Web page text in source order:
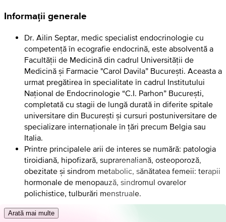
Informații generale
Dr. Ailin Septar, medic specialist endocrinologie cu
competență în ecografie endocrină, este absolventã a
Facultății de Medicină din cadrul Universității de
Medicină și Farmacie "Carol Davila” București. Aceasta a
urmat pregătirea în specialitate în cadrul Institutului
Național de Endocrinologie “C.I. Parhon” București,
completată cu stagii de lungă durată in diferite spitale
universitare din București și cursuri postuniversitare de
specializare internaționale în țări precum Belgia sau
Italia.
Printre principalele arii de interes se numără: patologia
tiroidiană, hipofizară, suprarenaliană, osteoporoză,
obezitate și sindrom metabolic, sănătatea femeii: terapii
hormonale de menopauză, sindromul ovarelor
polichistice, tulburări menstruale.
Arată mai multe